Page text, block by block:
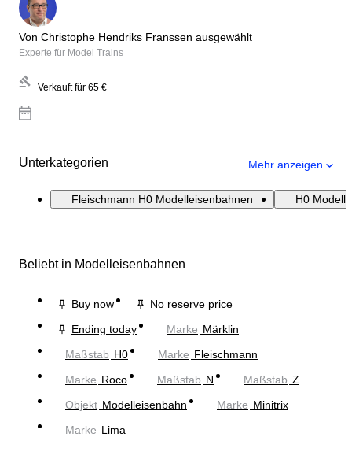
Von Christophe Hendriks Franssen ausgewählt
Experte für Model Trains
Verkauft für 65 €
Unterkategorien Mehr anzeigen
Fleischmann H0 Modelleisenbahnen H0
Beliebt in Modelleisenbahnen
Buy now
No reserve price
Ending today
Marke Märklin
Maßstab H0 Marke Fleischmann
Marke Roco Maßstab N Maßstab Z
Objekt Modelleisenbahn Marke Minitrix
Marke Lima